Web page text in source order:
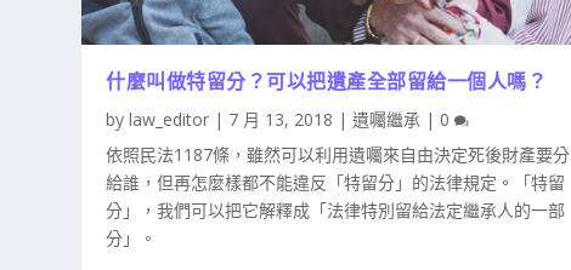
什麼叫做特留分？可以把遺產全部留給一個人嗎？
bylaw_editor | 7 月 13, 2018 |遺囑繼承 | 0
依照民法1187條，雖然可以利用遺囑來自由決定死後財產要分
給誰，但再怎麼樣都不能違反「特留分」的法律規定。「特留
分」，我們可以把它解釋成「法律特別留給法定繼承人的一部
分」。